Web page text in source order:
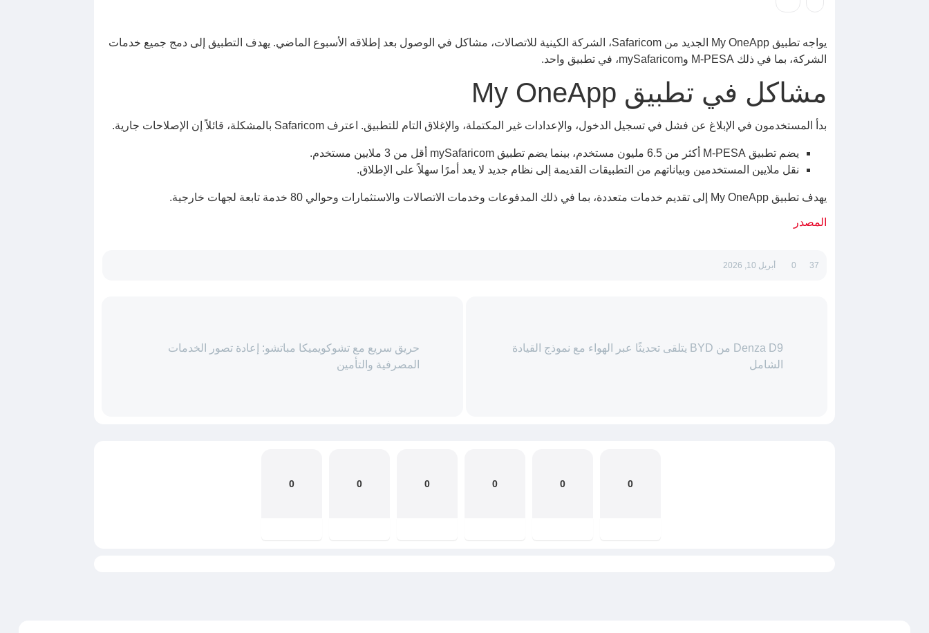
يواجه تطبيق My OneApp الجديد من Safaricom، الشركة الكينية للاتصالات، مشاكل في الوصول بعد إطلاقه الأسبوع الماضي. يهدف التطبيق إلى دمج جميع خدمات
الشركة، بما في ذلك M-PESA وmySafaricom، في تطبيق واحد.
مشاكل في تطبيق My OneApp
بدأ المستخدمون في الإبلاغ عن فشل في تسجيل الدخول، والإعدادات غير المكتملة، والإغلاق التام للتطبيق. اعترف Safaricom بالمشكلة، قائلاً إن الإصلاحات جارية.
يضم تطبيق M-PESA أكثر من 6.5 مليون مستخدم، بينما يضم تطبيق mySafaricom أقل من 3 ملايين مستخدم.
نقل ملايين المستخدمين وبياناتهم من التطبيقات القديمة إلى نظام جديد لا يعد أمرًا سهلاً على الإطلاق.
يهدف تطبيق My OneApp إلى تقديم خدمات متعددة، بما في ذلك المدفوعات وخدمات الاتصالات والاستثمارات وحوالي 80 خدمة تابعة لجهات خارجية.
المصدر
37
0 أبريل 10, 2026
حريق سريع مع تشوكويميكا مباتشو: إعادة تصور الخدمات
المصرفية والتأمين
Denza D9 من BYD يتلقى تحديثًا عبر الهواء مع نموذج القيادة
الشامل
0
0
0
0
0
0